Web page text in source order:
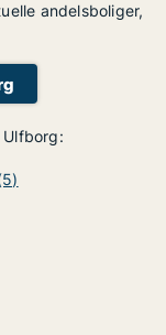
andelsboliger,
Ulfborg: